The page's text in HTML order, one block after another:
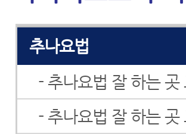
모커리치료법
추나요법
- 추나요법 잘 하는
- 추나요법 잘 하는